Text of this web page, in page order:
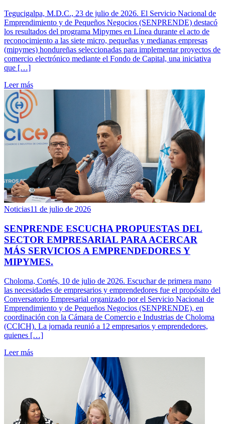
Tegucigalpa, M.D.C., 23 de julio de 2026. El Servicio Nacional de
Emprendimiento y de Pequeños Negocios (SENPRENDE) destacó
los resultados del programa Mipymes en Línea durante el acto de
reconocimiento a las siete micro, pequeñas y medianas empresas
(mipymes) hondureñas seleccionadas para implementar proyectos de
comercio electrónico mediante el Fondo de Capital, una iniciativa
que […]
Leer más
Noticias11 de julio de 2026
SENPRENDE ESCUCHA PROPUESTAS DEL
SECTOR EMPRESARIAL PARA ACERCAR
MÁS SERVICIOS A EMPRENDEDORES Y
MIPYMES.
Choloma, Cortés, 10 de julio de 2026. Escuchar de primera mano
las necesidades de empresarios y emprendedores fue el propósito del
Conversatorio Empresarial organizado por el Servicio Nacional de
Emprendimiento y de Pequeños Negocios (SENPRENDE), en
coordinación con la Cámara de Comercio e Industrias de Choloma
(CCICH). La jornada reunió a 12 empresarios y emprendedores,
quienes […]
Leer más